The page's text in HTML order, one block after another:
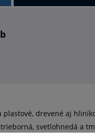
plastové, drevené aj
svetlohnedá a